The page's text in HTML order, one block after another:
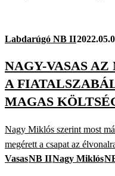
Labdarúgó NB II
NAGY-VASAS
A
MAGAS
Nagy Miklós szerint most
megérett a csapat az
VasasNB IINagy Miklós